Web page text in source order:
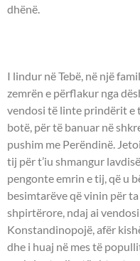
dhënë.
I lindur në Tebë, në një
zemrën e përflakur nga
vendosi të linte prindërit e
botë, për të banuar në
pushim me Perëndinë.
tij për t’iu shmangur
pengonte emrin e tij, që u
besimtarëve që vinin për
shpirtërore, ndaj ai
Konstandinopojë, afër
dhe i huaj në mes të